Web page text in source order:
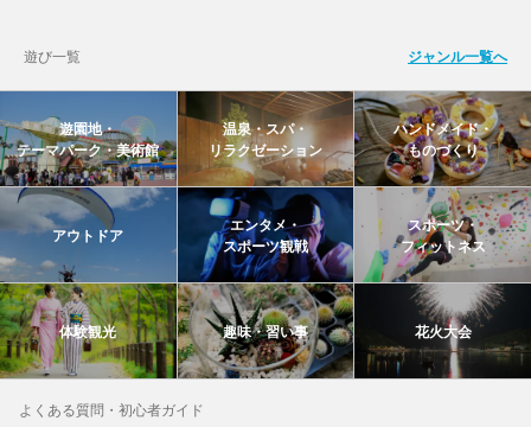
遊び一覧 ジャンル一覧へ
遊園地・
テーマパーク・美術館
温泉・スパ・
リラクゼーション
ハンドメイド・
ものづくり
アウトドア
エンタメ・
スポーツ観戦
スポーツ・
フィットネス
体験観光 趣味・習い事 花火大会
よくある質問・初心者ガイド